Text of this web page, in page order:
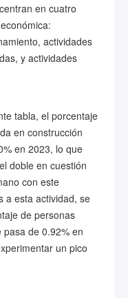
en cuatro
actividades
y actividades
tabla, el porcentaje
en construcción
en 2023, lo que
doble en cuestión
con este
a esta actividad, se
de personas
de 0.92% en
un pico